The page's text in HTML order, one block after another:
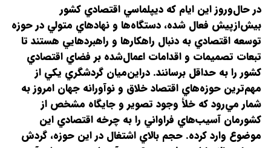
در حال‌و‌روز اين ايام که ديپلماسي اقتصادي کشور
بيش‌از‌پيش فعال شده، دستگاه‌ها و نهادهاي متولي در حوزه
توسعه اقتصادي به‌ دنبال راهکارها و راهبردهايي هستند تا
تبعات تصميمات و اقدامات اعمال‌شده بر فضاي اقتصادي
کشور را به حداقل برسانند. در‌اين‌ميان گردشگري يکي از
مهم‌ترين حوزه‌هاي اقتصاد خلاق و نوآورانه جهان امروز به
‌شمار مي‌رود که خلأ وجود تصوير و جايگاه مشخص از
کشورمان آسيب‌هاي فراواني را به چرخه اقتصادي اين
موضوع وارد کرده. حجم بالاي اشتغال در اين حوزه، گردش